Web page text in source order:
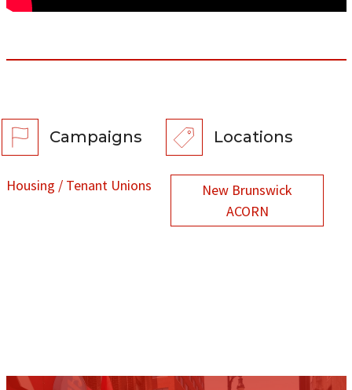
Campaigns
Housing / Tenant Unions
Locations
New Brunswick
ACORN